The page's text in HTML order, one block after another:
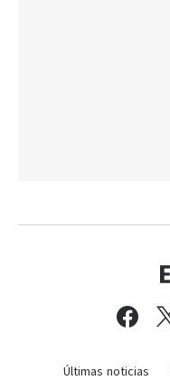
Últimas noticias